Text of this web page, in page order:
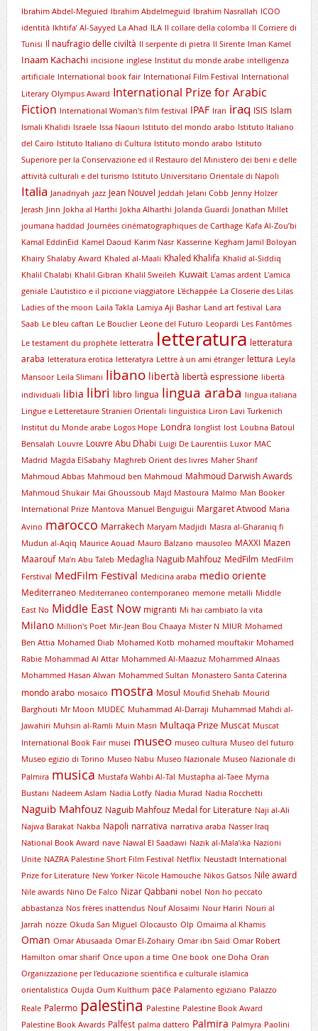
Ibrahim Abdel-Meguied Ibrahim Abdelmeguid Ibrahim Nasrallah ICOO
identità Ikhtifa’ Al-Sayyed La Ahad ILA Il collare della colomba Il Corriere di
Tunisi Il naufragio delle civiltà Il serpente di pietra Il Sirente Iman Kamel
Inaam Kachachi incisione inglese Institut du monde arabe intelligenza
artificiale International book fair International Film Festival International
Literary Olympus Award International Prize for Arabic
Fiction International Woman's film festival IPAF Iran iraq ISIS Islam
Ismali Khalidi Israele Issa Naouri Istituto del mondo arabo Istituto Italiano
del Cairo Istituto Italiano di Cultura Istituto mondo arabo Istituto
Superiore per la Conservazione ed il Restauro del Ministero dei beni e delle
attività culturali e del turismo Istituto Universitario Orientale di Napoli
Italia Janadriyah jazz Jean Nouvel Jeddah Jelani Cobb Jenny Holzer
Jerash Jinn Jokha al Harthi Jokha Alharthi Jolanda Guardi Jonathan Millet
joumana haddad Journées cinématographiques de Carthage Kafa Al-Zou’bi
Kamal EddinEid Kamel Daoud Karim Nasr Kasserine Kegham Jamil Boloyan
Khairy Shalaby Award Khaled al-Maali Khaled Khalifa Khalid al-Siddiq
Khalil Chalabi Khalil Gibran Khalil Sweileh Kuwait L'amas ardent L'amica
geniale L'autistico e il piccione viaggiatore L'échappée La Closerie des Lilas
Ladies of the moon Laila Takla Lamiya Aji Bashar Land art festival Lara
Saab Le bleu caftan Le Bouclier Leone del Futuro Leopardi Les Fantômes
Le testament du prophète letteratra letteratura letteratura
araba letteratura erotica letteratyra Lettre à un ami étranger lettura Leyla
Mansoor Leïla Slimani libano libertà libertà espressione libertà
individuali libia libri libro lingua lingua araba lingua italiana
Lingue e Letteretaure Stranieri Orientali linguistica Liron Lavi Turkenich
lnstitut du Monde arabe Logos Hope Londra longlist lost Loubna Batoul
Bensalah Louvre Louvre Abu Dhabi Luigi De Laurentiis Luxor MAC
Madrid Magda ElSabahy Maghreb Orient des livres Maher Sharif
Mahmoud Abbas Mahmoud ben Mahmoud Mahmoud Darwish Awards
Mahmoud Shukair Mai Ghoussoub Majd Mastoura Malmo Man Booker
International Prize Mantova Manuel Benguigui Margaret Atwood Maria
Avino marocco Marrakech Maryam Madjidi Masra al-Gharaniq fi
Mudun al-Aqiq Maurice Aouad Mauro Balzano mausoleo MAXXI Mazen
Maarouf Ma’n Abu Taleb Medaglia Naguib Mahfouz MedFilm MedFilm
Ferstival MedFilm Festival Medicina araba medio oriente
Mediterraneo Mediterraneo contemporaneo memorie metalli Middle
East No Middle East Now migranti Mi hai cambiato la vita
Milano Million's Poet Mir-Jean Bou Chaaya Mister N MIUR Mohamed
Ben Attia Mohamed Diab Mohamed Kotb mohamed mouftakir Mohamed
Rabie Mohammad Al Attar Mohammed Al-Maazuz Mohammed Alnaas
Mohammed Hasan Alwan Mohammed Sultan Monastero Santa Caterina
mondo arabo mosaico mostra Mosul Moufid Shehab Mourid
Barghouti Mr Moon MUDEC Muhammad Al-Darraji Muhammad Mahdi al-
Jawahiri Muhsin al-Ramli Muin Masri Multaqa Prize Muscat Muscat
International Book Fair musei museo museo cultura Museo del futuro
Museo egizio di Torino Museo Nabu Museo Nazionale Museo Nazionale di
Palmira musica Mustafa Wahbi Al-Tal Mustapha al-Taee Myrna
Bustani Nadeem Aslam Nadia Lotfy Nadia Murad Nadia Rocchetti
Naguib Mahfouz Naguib Mahfouz Medal for Literature Naji al-Ali
Najwa Barakat Nakba Napoli narrativa narrativa araba Nasser Iraq
National Book Award nave Nawal El Saadawi Nazik al-Mala’ika Nazioni
Unite NAZRA Palestine Short Film Festival Netflix Neustadt International
Prize for Literature New Yorker Nicole Hamouche Nikos Gatsos Nile award
Nile awards Nino De Falco Nizar Qabbani nobel Non ho peccato
abbastanza Nos frères inattendus Nouf Alosaimi Nour Hariri Nouri al
Jarrah nozze Okuda San Miguel Olocausto Olp Omaima al Khamis
Oman Omar Abusaada Omar El-Zohairy Omar ibn Said Omar Robert
Hamilton omar sharif Once upon a time One book one Doha Oran
Organizzazione per l'educazione scientifica e culturale islamica
orientalistica Oujda Oum Kulthum pace Palamento egiziano Palazzo
Reale Palermo palestina Palestine Palestine Book Award
Palestine Book Awards Palfest palma dattero Palmira Palmyra Paolini